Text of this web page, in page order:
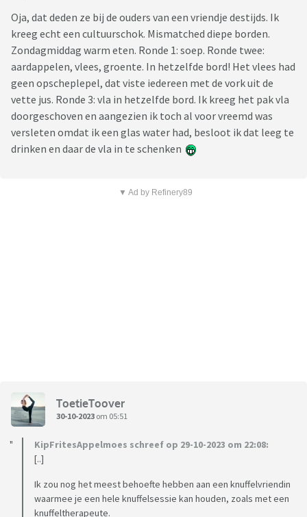
Oja, dat deden ze bij de ouders van een vriendje destijds. Ik
kreeg echt een cultuurschok. Mismatched diepe borden.
Zondagmiddag warm eten. Ronde 1: soep. Ronde twee:
aardappelen, vlees, groente. In hetzelfde bord! Het vlees had
geen opscheplepel, dat viste iedereen met de vork uit de
vette jus. Ronde 3: vla in hetzelfde bord. Ik kreeg het pak vla
doorgeschoven en aangezien ik toch al voor vreemd was
versleten omdat ik een glas water had, besloot ik dat leeg te
drinken en daar de vla in te schenken
▼ Ad by Refinery89
ToetieToover
30-10-2023 om 05:51
KipFritesAppelmoes schreef op 29-10-2023 om 22:08:
[..]
Ik zou nog het meest behoefte hebben aan een knuffelvriendin
waarmee je een hele knuffelsessie kan houden, zoals met een
knuffeltherapeute.